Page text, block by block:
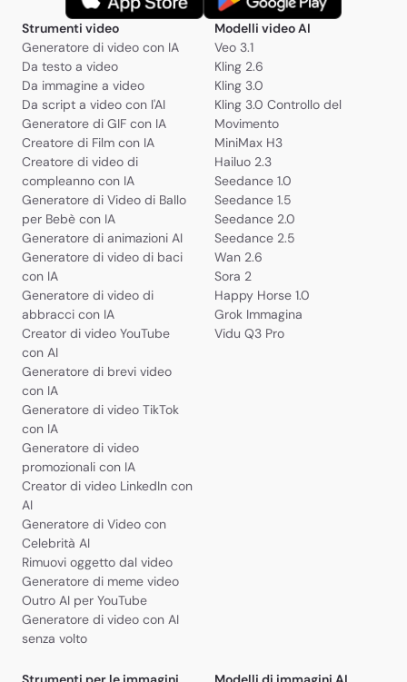
Strumenti video
Generatore di video con IA
Da testo a video
Da immagine a video
Da script a video con l'AI
Generatore di GIF con IA
Creatore di Film con IA
Creatore di video di
compleanno con IA
Generatore di Video di Ballo
per Bebè con IA
Generatore di animazioni AI
Generatore di video di baci
con IA
Generatore di video di
abbracci con IA
Creator di video YouTube
con AI
Generatore di brevi video
con IA
Generatore di video TikTok
con IA
Generatore di video
promozionali con IA
Creator di video LinkedIn con
AI
Generatore di Video con
Celebrità AI
Rimuovi oggetto dal video
Generatore di meme video
Outro AI per YouTube
Generatore di video con AI
senza volto
Modelli video AI
Veo 3.1
Kling 2.6
Kling 3.0
Kling 3.0 Controllo del
Movimento
MiniMax H3
Hailuo 2.3
Seedance 1.0
Seedance 1.5
Seedance 2.0
Seedance 2.5
Wan 2.6
Sora 2
Happy Horse 1.0
Grok Immagina
Vidu Q3 Pro